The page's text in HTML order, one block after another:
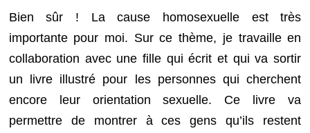
Bien sûr ! La cause homosexuelle est très
importante pour moi. Sur ce thème, je travaille en
collaboration avec une fille qui écrit et qui va sortir
un livre illustré pour les personnes qui cherchent
encore leur orientation sexuelle. Ce livre va
permettre de montrer à ces gens qu’ils restent